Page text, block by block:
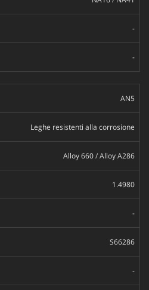
-
-
AN5
Leghe resistenti alla corrosione
Alloy 660 / Alloy A286
1.4980
-
S66286
-